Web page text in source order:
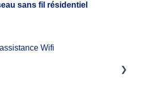
sans fil résidentiel
Wifi
de service de téléphonie